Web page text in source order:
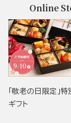
Online
「敬老の日限定」
ギフト